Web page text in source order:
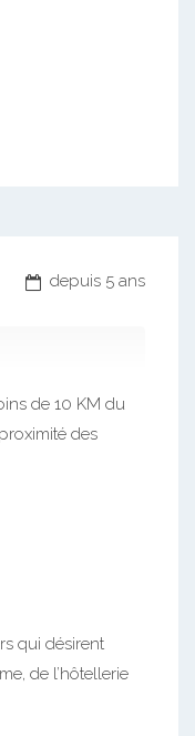
depuis 5 ans
de 10 KM du
des
qui désirent
de l’hôtellerie